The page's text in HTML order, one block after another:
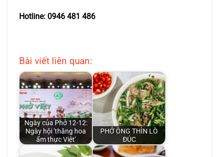
Hotline: 0946 481 486
Bài viết liên quan:
Ngày của Phở 12-12:
Ngày hội 'thăng hoa
ẩm thực Việt'
PHỞ ÔNG THÌN LÒ
ĐÚC